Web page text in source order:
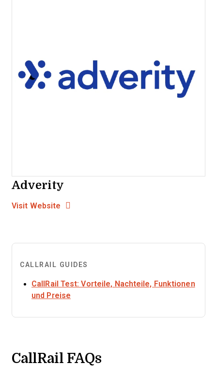
Adverity
Visit Website Opens New Window
CALLRAIL GUIDES
CallRail Test: Vorteile, Nachteile, Funktionen
und Preise
CallRail FAQs